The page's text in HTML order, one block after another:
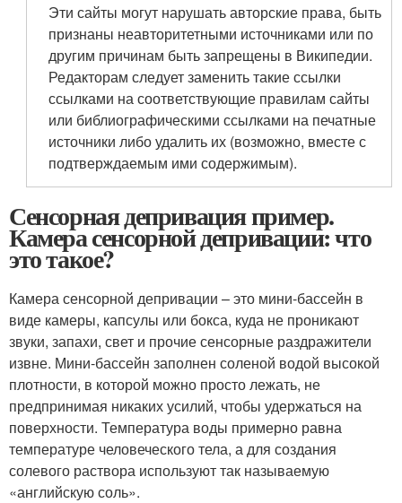
Эти сайты могут нарушать авторские права, быть
признаны неавторитетными источниками или по
другим причинам быть запрещены в Википедии.
Редакторам следует заменить такие ссылки
ссылками на соответствующие правилам сайты
или библиографическими ссылками на печатные
источники либо удалить их (возможно, вместе с
подтверждаемым ими содержимым).
Сенсорная депривация пример.
Камера сенсорной депривации: что
это такое?
Камера сенсорной депривации – это мини-бассейн в
виде камеры, капсулы или бокса, куда не проникают
звуки, запахи, свет и прочие сенсорные раздражители
извне. Мини-бассейн заполнен соленой водой высокой
плотности, в которой можно просто лежать, не
предпринимая никаких усилий, чтобы удержаться на
поверхности. Температура воды примерно равна
температуре человеческого тела, а для создания
солевого раствора используют так называемую
«английскую соль».